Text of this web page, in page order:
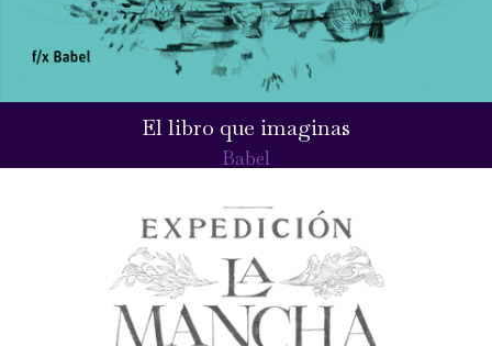
El libro que imaginas
Babel